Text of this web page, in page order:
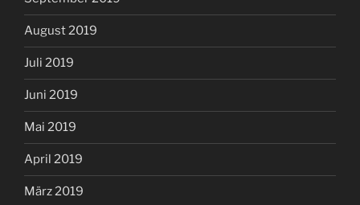
August 2019
Juli 2019
Juni 2019
Mai 2019
April 2019
März 2019